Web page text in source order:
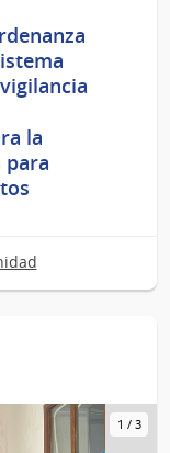
la
para
1 / 3